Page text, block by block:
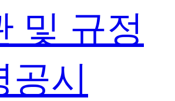
및 규정
공시